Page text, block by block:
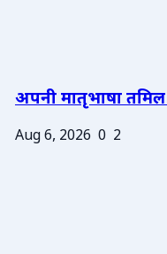
अपनी मातृभाषा
Aug 6, 2026 0 2